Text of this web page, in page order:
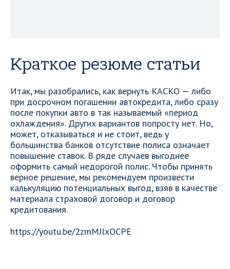
Краткое резюме статьи
Итак, мы разобрались, как вернуть КАСКО — либо
при досрочном погашении автокредита, либо сразу
после покупки авто в так называемый «период
охлаждения». Других вариантов попросту нет. Но,
может, отказываться и не стоит, ведь у
большинства банков отсутствие полиса означает
повышение ставок. В ряде случаев выгоднее
оформить самый недорогой полис. Чтобы принять
верное решение, мы рекомендуем произвести
калькуляцию потенциальных выгод, взяв в качестве
материала страховой договор и договор
кредитования.
https://youtu.be/2zmMJlxOCPE